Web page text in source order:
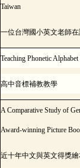
Taiwan
一位台灣國小英文老師
Teaching Phonetic
高中音標補教教學
A Comparative Study of
Award-winning Picture
近十年中文與英文得獎